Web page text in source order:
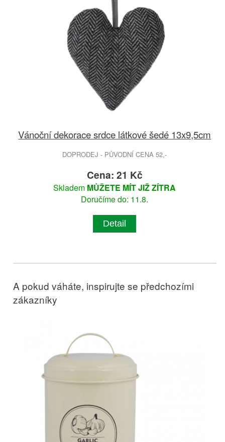
Vánoční dekorace srdce látkové šedé 13x9,5cm
DOPRODEJ - PŮVODNÍ CENA 52,-
Cena: 21 Kč
Skladem MŮŽETE MÍT JIŽ ZÍTRA
Doručíme do: 11.8.
Detail
A pokud váháte, inspirujte se předchozími
zákazníky